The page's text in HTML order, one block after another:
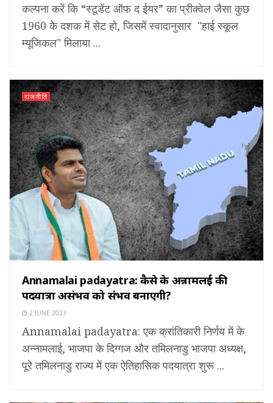
कल्पना करें कि “स्टूडेंट ऑफ द ईयर” का प्रीक्वेल जैसा कुछ
1960 के दशक में सेट हो, जिसमें स्वादानुसार "हाई स्कूल
म्यूजिकल" मिलाया ...
राजनीति
Annamalai padayatra: कैसे के अन्नामलई की
पदयात्रा असंभव को संभव बनाएगी?
2 JUNE 2023
Annamalai padayatra: एक क्रांतिकारी निर्णय में के
अन्नामलाई, भाजपा के दिग्गज और तमिलनाडु भाजपा अध्यक्ष,
पूरे तमिलनाडु राज्य में एक ऐतिहासिक पदयात्रा शुरू ...